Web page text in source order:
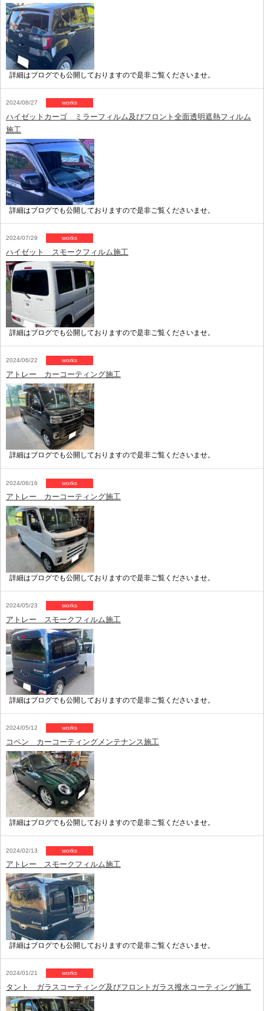
詳細はブログでも公開しておりますので是非ご覧くださいませ。
2024/08/27 works
ハイゼットカーゴ ミラーフィルム及びフロント全面透明遮熱フィルム
施工
詳細はブログでも公開しておりますので是非ご覧くださいませ。
2024/07/29 works
ハイゼット スモークフィルム施工
詳細はブログでも公開しておりますので是非ご覧くださいませ。
2024/06/22 works
アトレー カーコーティング施工
詳細はブログでも公開しておりますので是非ご覧くださいませ。
2024/06/16 works
アトレー カーコーティング施工
詳細はブログでも公開しておりますので是非ご覧くださいませ。
2024/05/23 works
アトレー スモークフィルム施工
詳細はブログでも公開しておりますので是非ご覧くださいませ。
2024/05/12 works
コペン カーコーティングメンテナンス施工
詳細はブログでも公開しておりますので是非ご覧くださいませ。
2024/02/13 works
アトレー スモークフィルム施工
詳細はブログでも公開しておりますので是非ご覧くださいませ。
2024/01/21 works
タント ガラスコーティング及びフロントガラス撥水コーティング施工